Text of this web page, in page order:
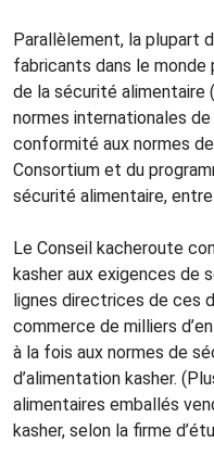
Parallèlement, la plupart
fabricants dans le monde
de la sécurité alimentaire
normes internationales
conformité aux normes
Consortium et du
sécurité alimentaire,
Le Conseil kacheroute
kasher aux exigences de
lignes directrices de ces
commerce de milliers
à la fois aux normes de
d’alimentation kasher.
alimentaires emballés
kasher, selon la firme